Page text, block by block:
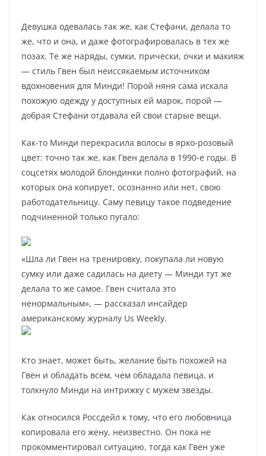
Девушка одевалась так же, как Стефани, делала то
же, что и она, и даже фотографировалась в тех же
позах. Те же наряды, сумки, прически, очки и макияж
— стиль Гвен был неиссякаемым источником
вдохновения для Минди! Порой няня сама искала
похожую одежду у доступных ей марок, порой —
добрая Стефани отдавала ей свои старые вещи.
Как-то Минди перекрасила волосы в ярко-розовый
цвет: точно так же, как Гвен делала в 1990-е годы. В
соцсетях молодой блондинки полно фотографий, на
которых она копирует, осознанно или нет, свою
работодательницу. Саму певицу такое подведение
подчиненной только пугало:
«Шла ли Гвен на тренировку, покупала ли новую
сумку или даже садилась на диету — Минди тут же
делала то же самое. Гвен считала это
ненормальным», — рассказал инсайдер
американскому журналу Us Weekly.
Кто знает, может быть, желание быть похожей на
Гвен и обладать всем, чем обладала певица, и
толкнуло Минди на интрижку с мужем звезды.
Как относился Россдейл к тому, что его любовница
копировала его жену, неизвестно. Он пока не
прокомментировал ситуацию, тогда как Гвен уже